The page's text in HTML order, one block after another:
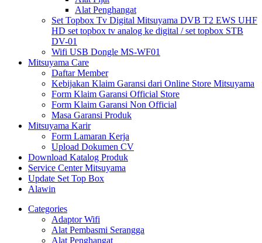
Alat Penghangat
Set Topbox Tv Digital Mitsuyama DVB T2 EWS UHF
HD set topbox tv analog ke digital / set topbox STB
DV-01
Wifi USB Dongle MS-WF01
Mitsuyama Care
Daftar Member
Kebijakan Klaim Garansi dari Online Store Mitsuyama
Form Klaim Garansi Official Store
Form Klaim Garansi Non Official
Masa Garansi Produk
Mitsuyama Karir
Form Lamaran Kerja
Upload Dokumen CV
Download Katalog Produk
Service Center Mitsuyama
Update Set Top Box
Alawin
Categories
Adaptor Wifi
Alat Pembasmi Serangga
Alat Penghangat